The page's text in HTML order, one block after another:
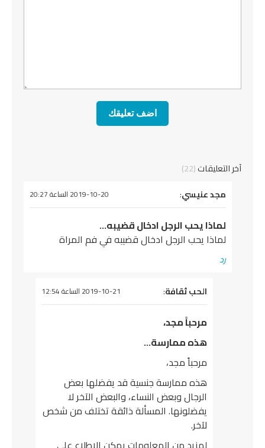
آخر التعليقات(22)
يقول
مجد عنيسي: 2019-10-20 الساعة 20:27
لماذا يحب الرجل ادخال قضيبه…
لماذا يحب الرجل ادخال قضيبه في فم المراة
رد
يقول
الحب ثقافة: 2019-10-21 الساعة 12:54
مرحباً مجد،
هذه ممارسة…
مرحباً مجد،
هذه ممارسة جنسية قد يفضلها بعض
الرجال وبعض النساء، والبعض الآخر لا
يفضلونها. المسألة ذائقة تختلف من شخص
لآخر.